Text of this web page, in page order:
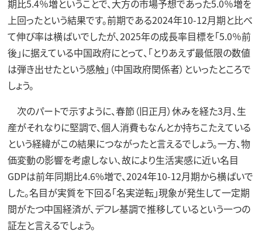
期比5.4％増ということで、大方の市場予想であった5.0％増を
上回ったという結果です。前期である2024年10-12月期と比べ
て伸び率は横ばいでしたが、2025年の成長率目標を「5.0％前
後」に据えている中国政府にとって、「とりあえず最低限の数値
は弾き出せたという感触」（中国政府関係者）といったところで
しょう。
次のパートで示すように、春節（旧正月）休みを経た3月、生
産がそれなりに堅調で、個人消費もなんとか持ちこたえている
という経緯がこの結果につながったと言えるでしょう。一方、物
価変動の影響を考慮しない、故により生活実感に近い名目
GDPは前年同期比4.6%増で、2024年10-12月期から横ばいで
した。名目が実質を下回る「名実逆転」現象が発生して一定期
間がたつ中国経済が、デフレ基調で推移しているという一つの
証左と言えるでしょう。